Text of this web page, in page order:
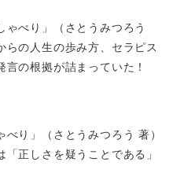
ゃべり」（さとうみつろう
らの人生の歩み方、セラピス
言の根拠が詰まっていた！
べり」（さとうみつろう 著）
正しさを疑うことである」